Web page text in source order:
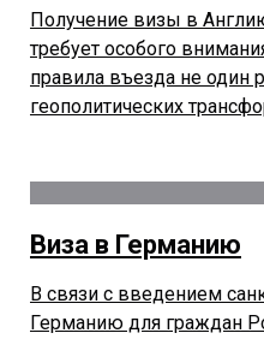
Получение визы в
требует особого
правила въезда не один
геополитических
Виза в Германию
В связи с введением
Германию для граждан